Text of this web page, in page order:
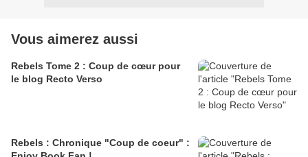
Vous aimerez aussi
Rebels Tome 2 : Coup de cœur pour
le blog Recto Verso
Rebels : Chronique "Coup de coeur" :